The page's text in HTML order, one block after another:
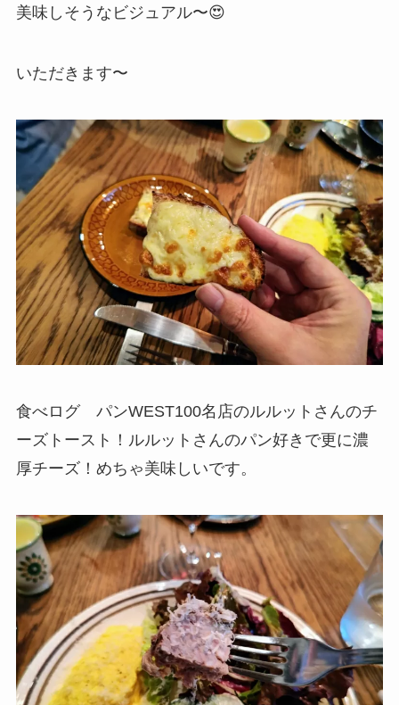
美味しそうなビジュアル〜😍
いただきます〜
食べログ パンWEST100名店のルルットさんのチ
ーズトースト！ルルットさんのパン好きで更に濃
厚チーズ！めちゃ美味しいです。